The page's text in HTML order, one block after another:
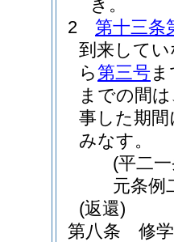
き。
2
第十三条
到来して
ら第三号
までの間
事した期
みなす。
(平二
元条例
(返還)
第八条
修